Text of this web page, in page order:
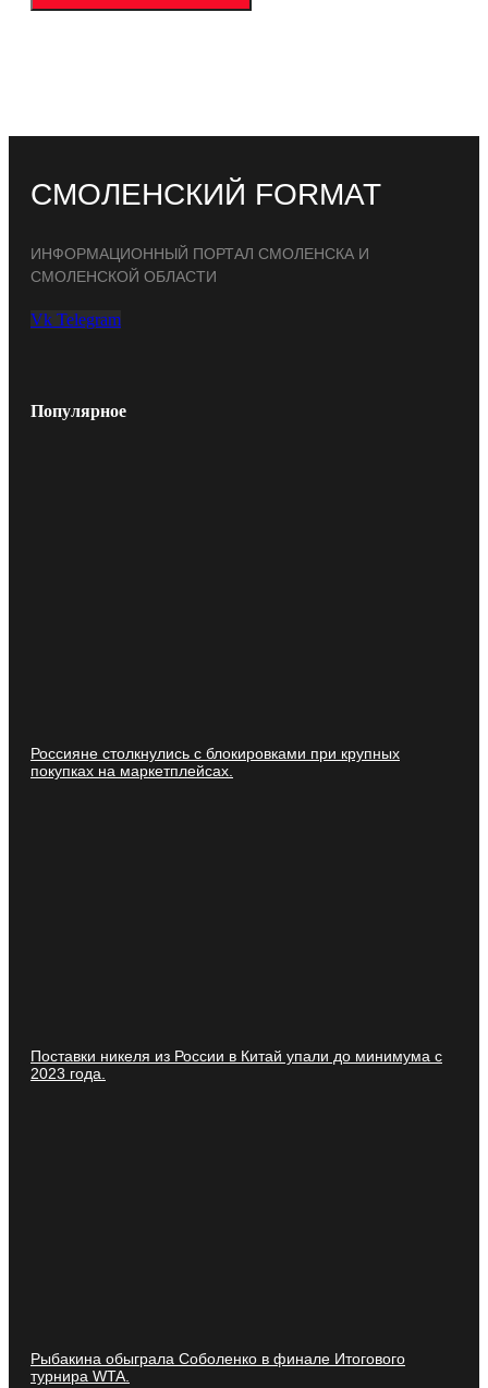
СМОЛЕНСКИЙ FORMAT
ИНФОРМАЦИОННЫЙ ПОРТАЛ СМОЛЕНСКА И
СМОЛЕНСКОЙ ОБЛАСТИ
Vk Telegram
Популярное
Россияне столкнулись с блокировками при крупных
покупках на маркетплейсах.
Поставки никеля из России в Китай упали до минимума с
2023 года.
Рыбакина обыграла Соболенко в финале Итогового
турнира WTA.